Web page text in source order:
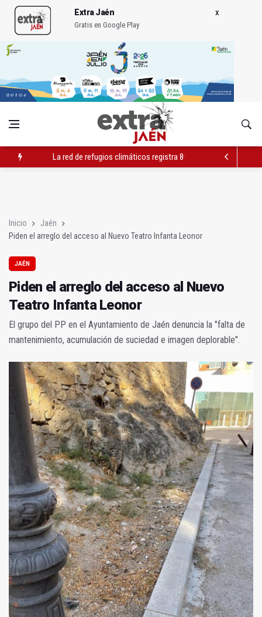
Extra Jaén
Gratis en Google Play
La red de refugios climáticos registra 803 plazas ocupadas
Inicio
Jaén
Piden el arreglo del acceso al Nuevo Teatro Infanta Leonor
JAÉN
Piden el arreglo del acceso al Nuevo
Teatro Infanta Leonor
El grupo del PP en el Ayuntamiento de Jaén denuncia la "falta de
mantenimiento, acumulación de suciedad e imagen deplorable".